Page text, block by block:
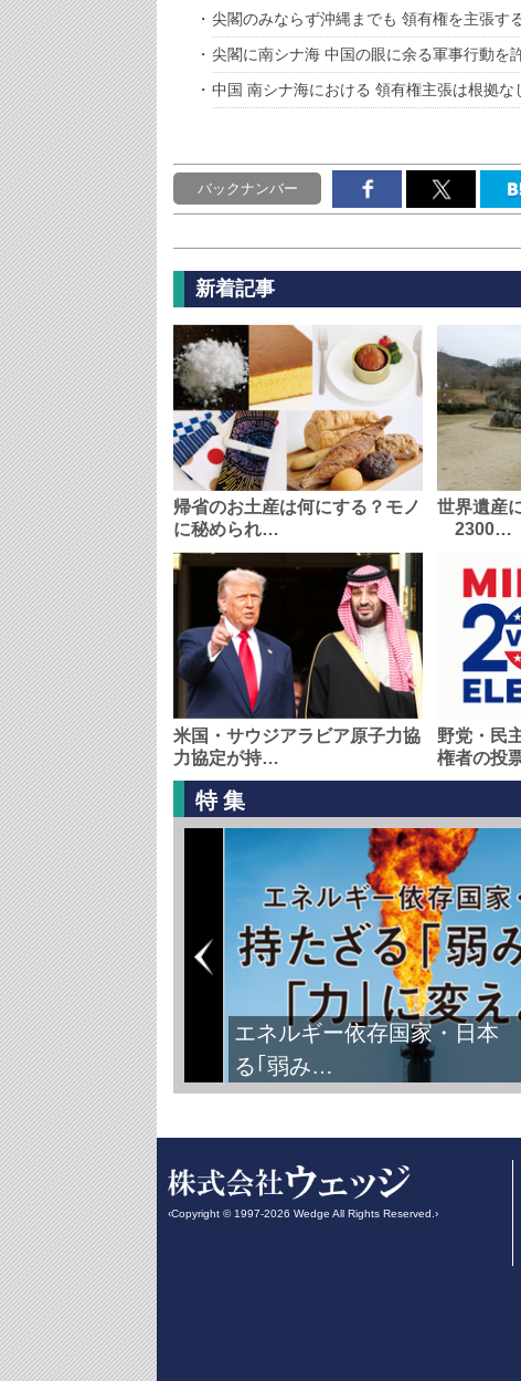
尖閣のみならず沖縄までも 領有権を主張す
尖閣に南シナ海 中国の眼に余る軍事行動を
中国 南シナ海における 領有権主張は根拠な
バックナンバー
新着記事
帰省のお土産は何にする？モノ
に秘められ…
世界遺産
2300…
米国・サウジアラビア原子力協
力協定が持…
野党・民
権者の投
特集
FIFAワールドカップ2026
‹Copyright © 1997-2026 Wedge All Rights Reserved.›